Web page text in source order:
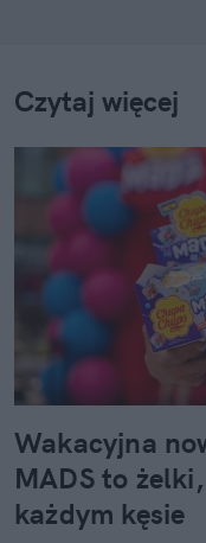
Czytaj więcej
Wakacyjna
MADS to
każdym kęsie